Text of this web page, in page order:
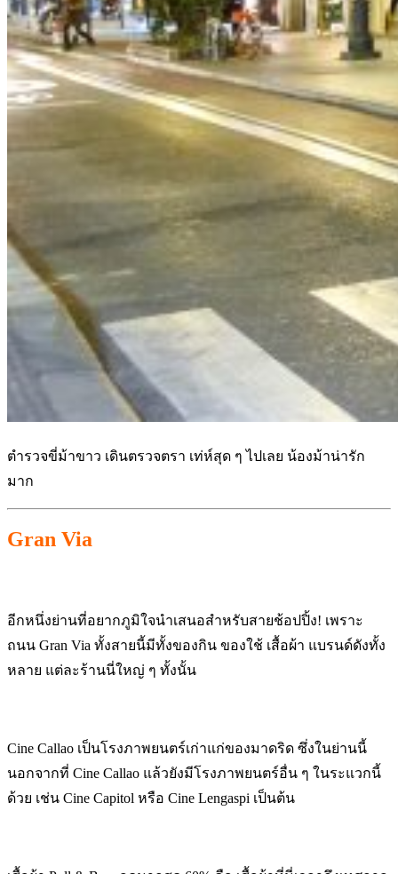
ตำรวจขี่ม้าขาว เดินตรวจตรา เท่ห์สุด ๆ ไปเลย น้องม้าน่ารัก
มาก
Gran Via
อีกหนึ่งย่านที่อยากภูมิใจนำเสนอสำหรับสายช้อปปิ้ง! เพราะ
ถนน Gran Via ทั้งสายนี้มีทั้งของกิน ของใช้ เสื้อผ้า แบรนด์ดังทั้ง
หลาย แต่ละร้านนี่ใหญ่ ๆ ทั้งนั้น
Cine Callao เป็นโรงภาพยนตร์เก่าแก่ของมาดริด ซึ่งในย่านนี้
นอกจากที่ Cine Callao แล้วยังมีโรงภาพยนตร์อื่น ๆ ในระแวกนี้
ด้วย เช่น Cine Capitol หรือ Cine Lengaspi เป็นต้น